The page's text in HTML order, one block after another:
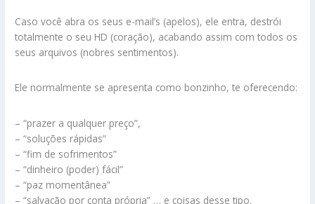
Caso você abra os seus e-mail’s (apelos), ele entra, destrói
totalmente o seu HD (coração), acabando assim com todos os
seus arquivos (nobres sentimentos).
Ele normalmente se apresenta como bonzinho, te oferecendo:
– “prazer a qualquer preço”,
– “soluções rápidas”
– “fim de sofrimentos”
– “dinheiro (poder) fácil”
– “paz momentânea”
– “salvação por conta própria” … e coisas desse tipo.